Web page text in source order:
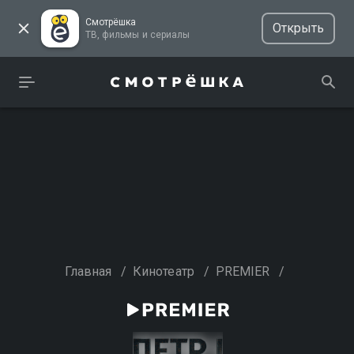
Смотрёшка
ТВ, фильмы и сериалы
Открыть
Главная / Кинотеатр / PREMIER /